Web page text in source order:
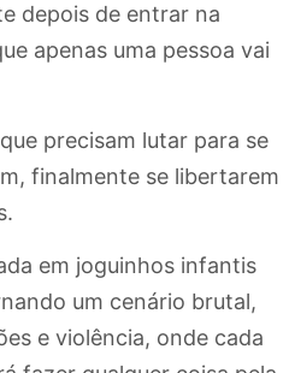
depois de entrar na
apenas uma pessoa vai
precisam lutar para se
finalmente se libertarem
em joguinhos infantis
um cenário brutal,
e violência, onde cada